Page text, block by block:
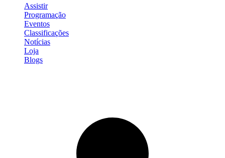
Assistir
Programação
Eventos
Classificações
Notícias
Loja
Blogs